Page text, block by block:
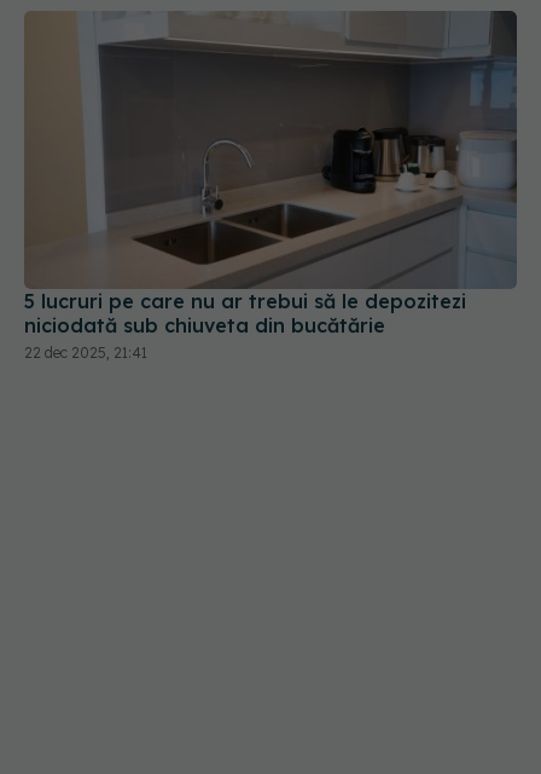
5 lucruri pe care nu ar trebui să le depozitezi
niciodată sub chiuveta din bucătărie
22 dec 2025, 21:41